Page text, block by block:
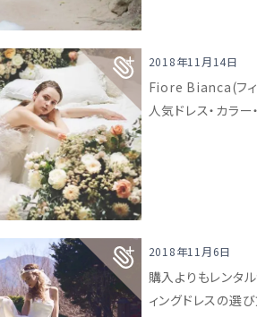
2018年11月14日
Fiore Bianca(フィ
人気ドレス・カラー
2018年11月6日
購入よりもレンタ
ィングドレスの選